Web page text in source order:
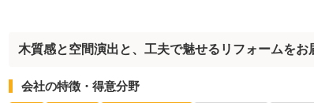
木質感と空間演出と、工夫で魅せるリフォームをお
会社の特徴・得意分野